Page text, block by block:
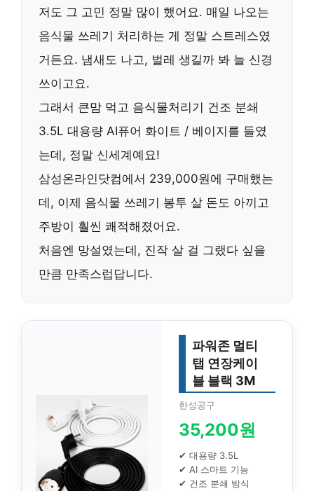
저도 그 고민 정말 많이 했어요. 매일 나오는
음식물 쓰레기 처리하는 게 정말 스트레스였
거든요. 냄새도 나고, 벌레 생길까 봐 늘 신경
쓰이고요.
그래서 큰맘 먹고 음식물처리기 건조 분쇄
3.5L 대용량 AI퓨어 화이트 / 베이지를 들였
는데, 정말 신세계예요!
삼성온라인닷컴에서 239,000원에 구매했는
데, 이제 음식물 쓰레기 봉투 살 돈도 아끼고
주방이 훨씬 쾌적해졌어요.
처음엔 망설였는데, 진작 살 걸 그랬다 싶을
만큼 만족스럽답니다.
파워존 멀티
탭 연장케이
블 블랙 3M
한성공구
35,200원
✔ 대용량 3.5L
✔ AI 스마트 기능
✔ 건조 분쇄 방식